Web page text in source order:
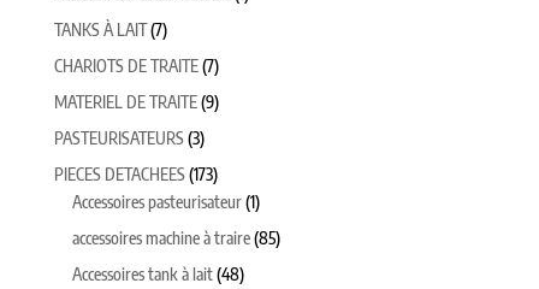
TANKS À LAIT 77
produits
CHARIOTS DE TRAITE 77
produits
MATERIEL DE TRAITE 99
PASTEURISATEURS 33
produits
PIECES DETACHEES 173173
produits
Accessoires pasteurisateur 11
produit
accessoires machine à traire 8585
Accessoires tank à lait 4848